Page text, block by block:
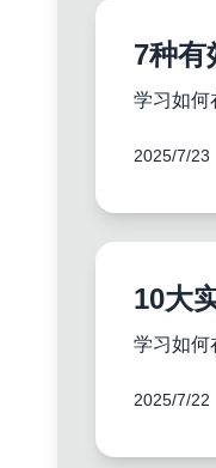
7种有
学习如何
2025/7/23
10大
学习如何
2025/7/22